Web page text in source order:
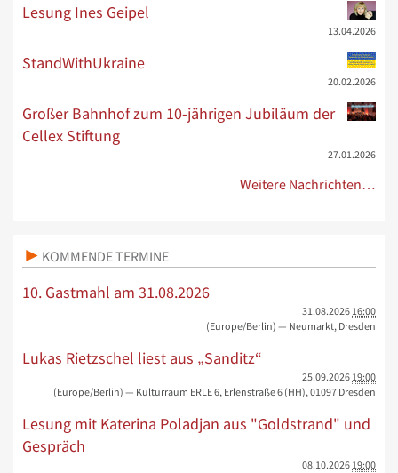
Lesung Ines Geipel
13.04.2026
StandWithUkraine
20.02.2026
Großer Bahnhof zum 10-jährigen Jubiläum der
Cellex Stiftung
27.01.2026
Weitere Nachrichten…
KOMMENDE TERMINE
10. Gastmahl am 31.08.2026
31.08.2026 16:00
(Europe/Berlin) — Neumarkt, Dresden
Lukas Rietzschel liest aus „Sanditz“
25.09.2026 19:00
(Europe/Berlin) — Kulturraum ERLE 6, Erlenstraße 6 (HH), 01097 Dresden
Lesung mit Katerina Poladjan aus "Goldstrand" und
Gespräch
08.10.2026 19:00